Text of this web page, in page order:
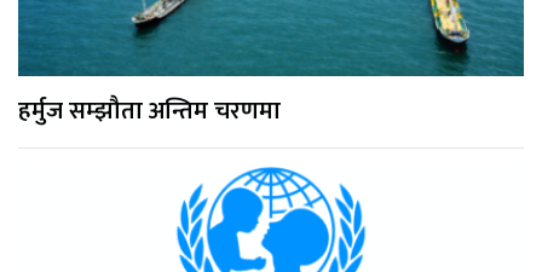
हर्मुज सम्झौता अन्तिम चरणमा